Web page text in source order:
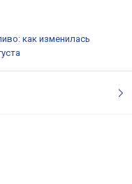
как изменилась